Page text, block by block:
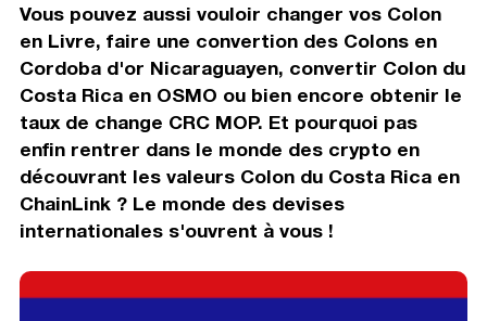
Vous pouvez aussi vouloir changer vos Colon
en Livre, faire une convertion des Colons en
Cordoba d'or Nicaraguayen, convertir Colon du
Costa Rica en OSMO ou bien encore obtenir le
taux de change CRC MOP. Et pourquoi pas
enfin rentrer dans le monde des crypto en
découvrant les valeurs Colon du Costa Rica en
ChainLink ? Le monde des devises
internationales s'ouvrent à vous !